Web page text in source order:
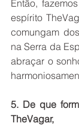
Então,
espírito
comungam
na Serra da
abraçar o
5. De que
TheVagar,